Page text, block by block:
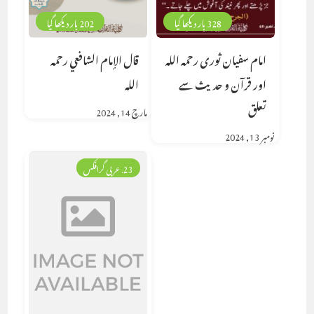
202 بار دیکھا گیا
قال الإمام الشافعي رحمه
الله
مارچ 14, 2024
328 بار دیکھا گیا
امام سفیان ثوری رحمہ اللہ
اور قرآن و حدیث سے
تعلق
نومبر 13, 2024
23. عربی گرافکس